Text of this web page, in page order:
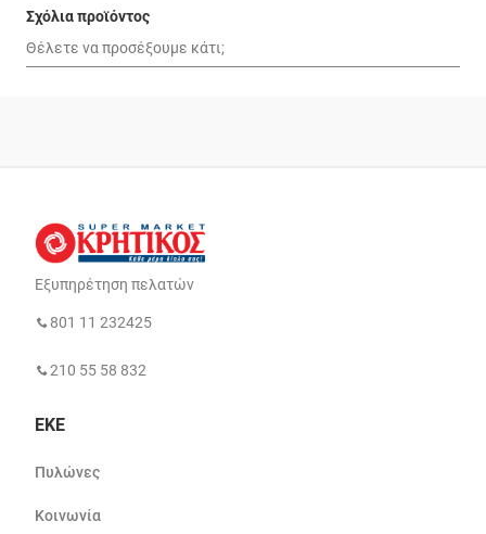
Σχόλια προϊόντος
Εξυπηρέτηση πελατών
801 11 232425
210 55 58 832
ΕΚΕ
Πυλώνες
Κοινωνία